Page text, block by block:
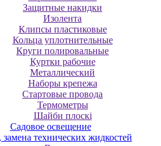
Защитные накидки
Изолента
Клипсы пластиковые
Кольца уплотнительные
Круги полировальные
Куртки рабочие
Металлический
Наборы крепежа
Стартовые провода
Термометры
Шайби плоскі
Садовое освещение
замена технических жидкостей